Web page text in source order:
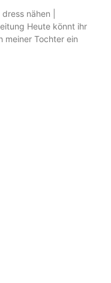
nähen |
Heute könnt ihr
meiner Tochter ein